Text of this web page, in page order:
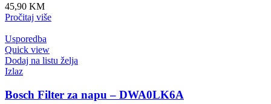
45,90 KM
Pročitaj više
Usporedba
Quick view
Dodaj na listu želja
Izlaz
Bosch Filter za napu – DWA0LK6A